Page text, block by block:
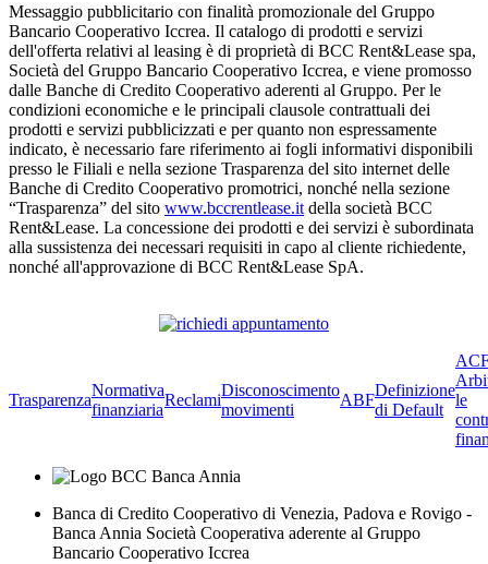
Messaggio pubblicitario con finalità promozionale del Gruppo
Bancario Cooperativo Iccrea. Il catalogo di prodotti e servizi
dell'offerta relativi al leasing è di proprietà di BCC Rent&Lease spa,
Società del Gruppo Bancario Cooperativo Iccrea, e viene promosso
dalle Banche di Credito Cooperativo aderenti al Gruppo. Per le
condizioni economiche e le principali clausole contrattuali dei
prodotti e servizi pubblicizzati e per quanto non espressamente
indicato, è necessario fare riferimento ai fogli informativi disponibili
presso le Filiali e nella sezione Trasparenza del sito internet delle
Banche di Credito Cooperativo promotrici, nonché nella sezione
“Trasparenza” del sito www.bccrentlease.it della società BCC
Rent&Lease. La concessione dei prodotti e dei servizi è subordinata
alla sussistenza dei necessari requisiti in capo al cliente richiedente,
nonché all'approvazione di BCC Rent&Lease SpA.
Trasparenza
Normativa
finanziaria
Reclami
Disconoscimento
movimenti
ABF
Definizione
di Default
le
Banca di Credito Cooperativo di Venezia, Padova e Rovigo -
Banca Annia Società Cooperativa aderente al Gruppo
Bancario Cooperativo Iccrea